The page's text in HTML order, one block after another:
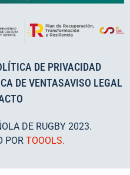
DE PRIVACIDAD
DE VENTASAVISO LEGAL
DE RUGBY 2023.
POR TOOOLS.